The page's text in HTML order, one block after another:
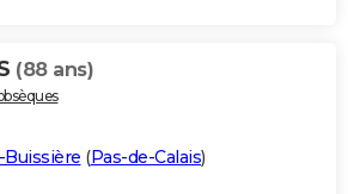
(88 ans)
Buissière (Pas-de-Calais)